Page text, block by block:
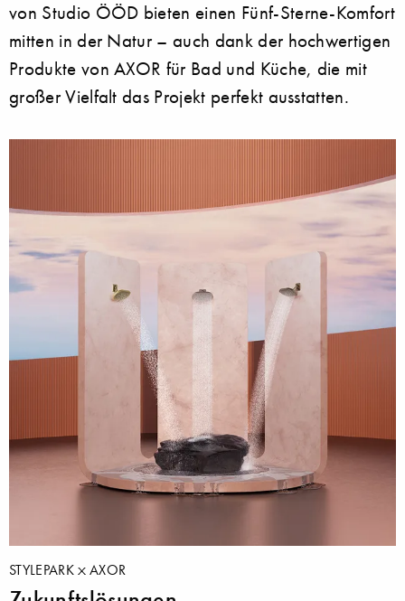
von Studio ÖÖD bieten einen Fünf-Sterne-Komfort
mitten in der Natur – auch dank der hochwertigen
Produkte von AXOR für Bad und Küche, die mit
großer Vielfalt das Projekt perfekt ausstatten.
STYLEPARK AXOR